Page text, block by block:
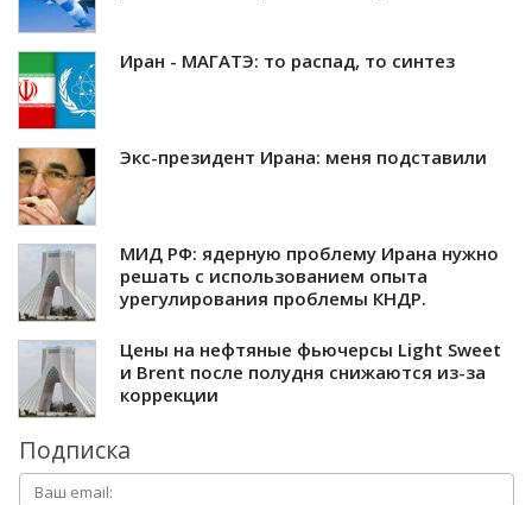
Иран - МАГАТЭ: то распад, то синтез
Экс-президент Ирана: меня подставили
МИД РФ: ядерную проблему Ирана нужно
решать с использованием опыта
урегулирования проблемы КНДР.
Цены на нефтяные фьючерсы Light Sweet
и Brent после полудня снижаются из-за
коррекции
Подписка